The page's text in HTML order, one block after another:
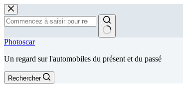
Passer
au
contenu
Aucun
Photoscar
Un regard sur l'automobiles du présent et du passé
Rechercher